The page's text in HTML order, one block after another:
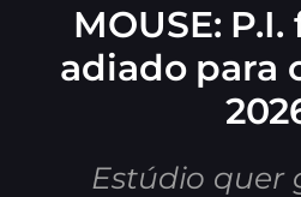
MOUSE:
adiado para
Estúdio quer